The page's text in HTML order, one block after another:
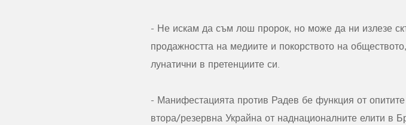
- Не искам да съм лош пророк, но може да ни излезе
продажността на медиите и покорството на
лунатични в претенциите си.
- Манифестацията против Радев бе функция от
втора/резервна Украйна от наднационалните елити в